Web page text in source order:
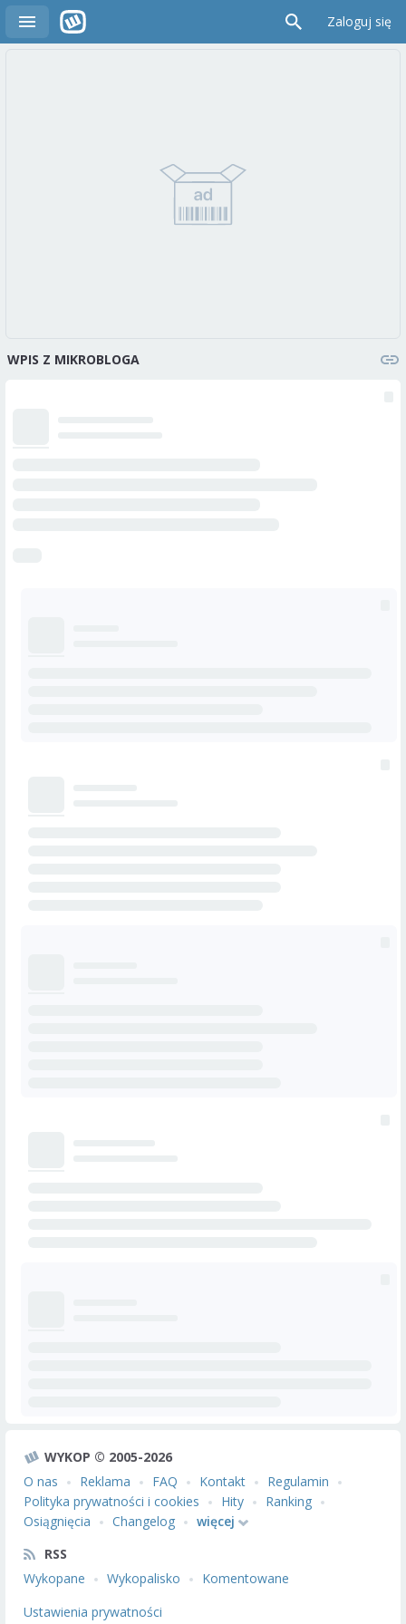
Zaloguj się
WPIS Z MIKROBLOGA
WYKOP © 2005-2026
O nas
Reklama FAQ Kontakt
Regulamin
Polityka prywatności i cookies
Hity
Ranking
Osiągnięcia
Changelog
więcej
RSS
Wykopane
Wykopalisko
Komentowane
Ustawienia prywatności